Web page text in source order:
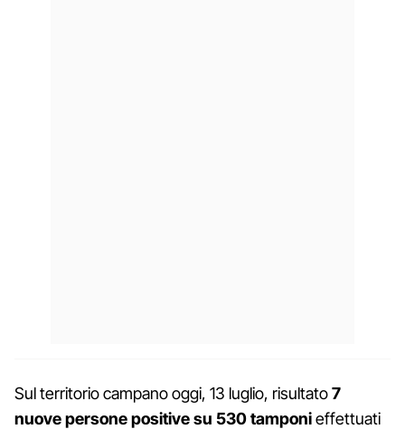
Sul territorio campano oggi, 13 luglio, risultato7
nuove persone positive su 530 tamponieffettuati